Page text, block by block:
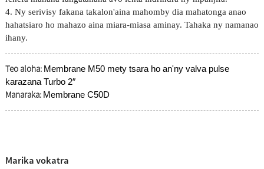
4. Ny serivisy fakana takalon'aina mahomby dia mahatonga anao
hahatsiaro ho mahazo aina miara-miasa aminay. Tahaka ny namanao
ihany.
Teo aloha: Membrane M50 mety tsara ho an'ny valva pulse
karazana Turbo 2″
Manaraka: Membrane C50D
Marika vokatra